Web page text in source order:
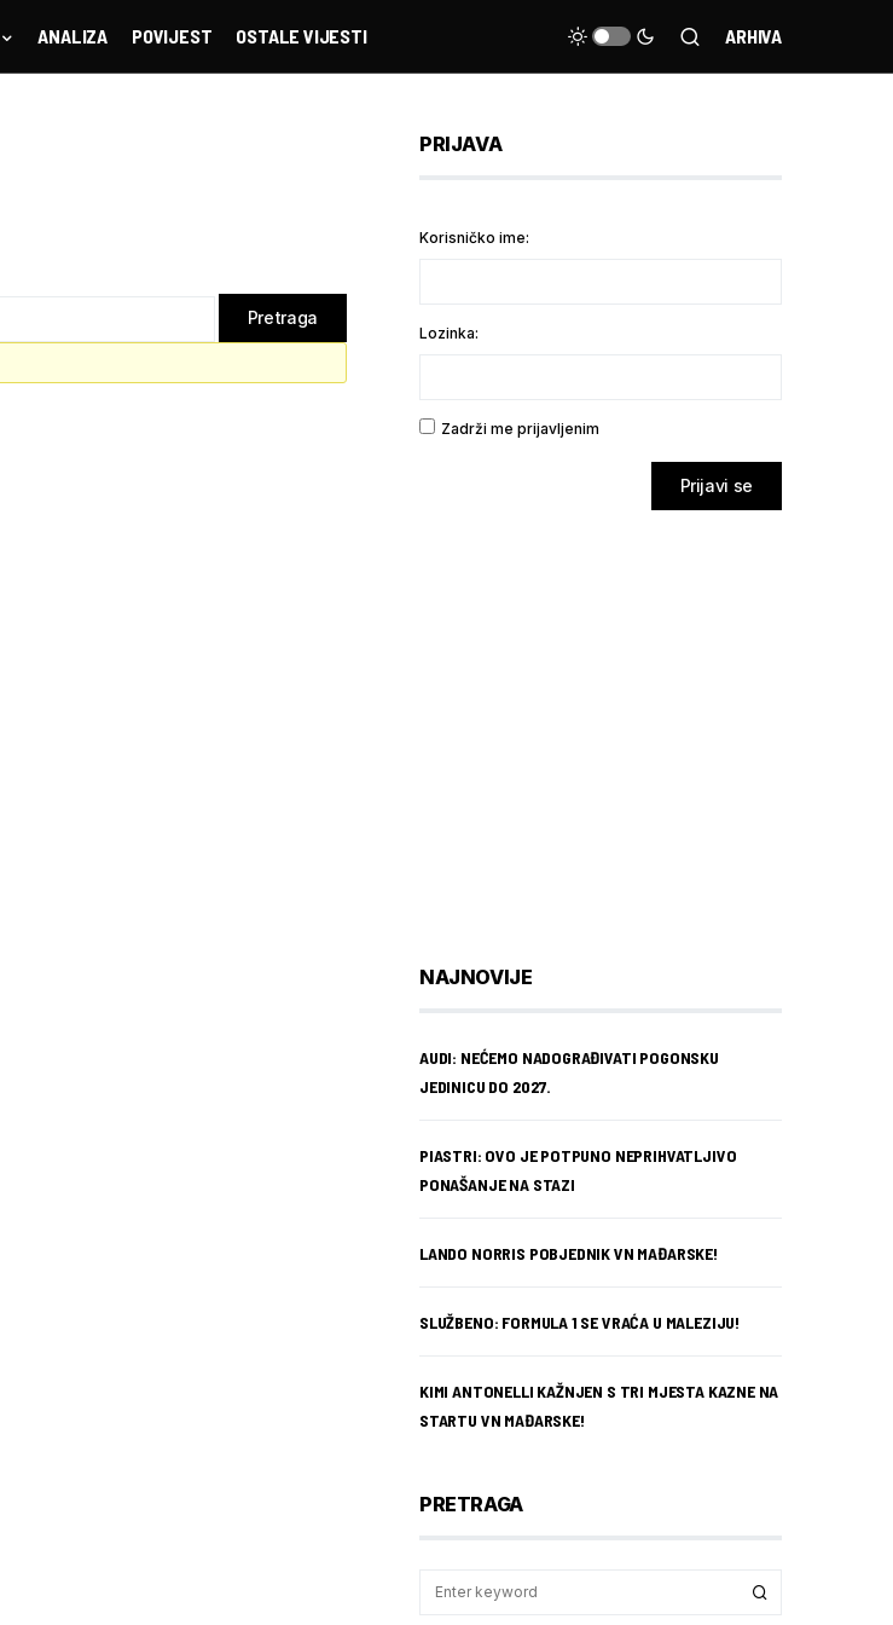
ANALIZA POVIJEST OSTALE VIJESTI ARHIVA
PRIJAVA
Korisničko ime:
Lozinka:
Zadrži me prijavljenim
Prijavi se
NAJNOVIJE
AUDI: NEĆEMO NADOGRAĐIVATI POGONSKU
JEDINICU DO 2027.
PIASTRI: OVO JE POTPUNO NEPRIHVATLJIVO
PONAŠANJE NA STAZI
LANDO NORRIS POBJEDNIK VN MAĐARSKE!
SLUŽBENO: FORMULA 1 SE VRAĆA U MALEZIJU!
KIMI ANTONELLI KAŽNJEN S TRI MJESTA KAZNE NA
STARTU VN MAĐARSKE!
PRETRAGA